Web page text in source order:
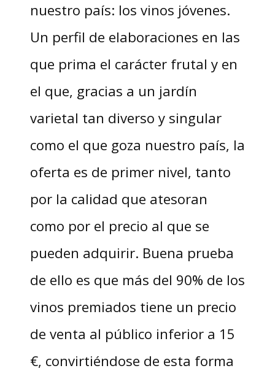
nuestro país: los vinos jóvenes.
Un perfil de elaboraciones en las
que prima el carácter frutal y en
el que, gracias a un jardín
varietal tan diverso y singular
como el que goza nuestro país, la
oferta es de primer nivel, tanto
por la calidad que atesoran
como por el precio al que se
pueden adquirir. Buena prueba
de ello es que más del 90% de los
vinos premiados tiene un precio
de venta al público inferior a 15
€, convirtiéndose de esta forma